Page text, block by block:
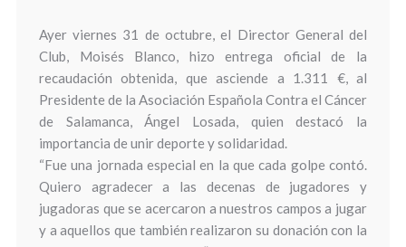
Ayer viernes 31 de octubre, el Director General del
Club, Moisés Blanco, hizo entrega oficial de la
recaudación obtenida, que asciende a 1.311 €, al
Presidente de la Asociación Española Contra el Cáncer
de Salamanca, Ángel Losada, quien destacó la
importancia de unir deporte y solidaridad.
“Fue una jornada especial en la que cada golpe contó.
Quiero agradecer a las decenas de jugadores y
jugadoras que se acercaron a nuestros campos a jugar
y a aquellos que también realizaron su donación con la